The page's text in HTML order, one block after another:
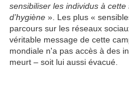
sensibiliser les individus à
d’hygiène ». Les plus «
parcours sur les réseaux
véritable message de cette
mondiale n'a pas accès à des
meurt – soit lui aussi évacué.